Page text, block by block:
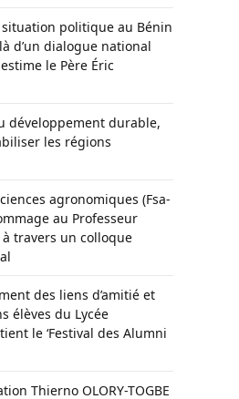
situation politique au Bénin
d’un dialogue national
le Père Éric
développement durable,
les régions
agronomiques (Fsa-
au Professeur
à travers un colloque
des liens d’amitié et
élèves du Lycée
le ‘Festival des Alumni
Thierno OLORY-TOGBE